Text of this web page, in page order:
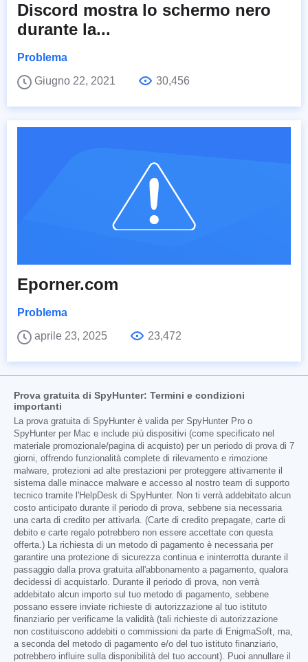
Discord mostra lo schermo nero
durante la...
Problema
Giugno 22, 2021
30,456
Eporner.com
Problema
aprile 23, 2025
23,472
Prova gratuita di SpyHunter: Termini e condizioni
importanti
La prova gratuita di SpyHunter è valida per SpyHunter Pro o
SpyHunter per Mac e include più dispositivi (come specificato nel
materiale promozionale/pagina di acquisto) per un periodo di prova di 7
giorni, offrendo funzionalità complete di rilevamento e rimozione
malware, protezioni ad alte prestazioni per proteggere attivamente il
sistema dalle minacce malware e accesso al nostro team di supporto
tecnico tramite l'HelpDesk di SpyHunter. Non ti verrà addebitato alcun
costo anticipato durante il periodo di prova, sebbene sia necessaria
una carta di credito per attivarla. (Carte di credito prepagate, carte di
debito e carte regalo potrebbero non essere accettate con questa
offerta.) La richiesta di un metodo di pagamento è necessaria per
garantire una protezione di sicurezza continua e ininterrotta durante il
passaggio dalla prova gratuita all'abbonamento a pagamento, qualora
decidessi di acquistarlo. Durante il periodo di prova, non verrà
addebitato alcun importo sul tuo metodo di pagamento, sebbene
possano essere inviate richieste di autorizzazione al tuo istituto
finanziario per verificarne la validità (tali richieste di autorizzazione
non costituiscono addebiti o commissioni da parte di EnigmaSoft, ma,
a seconda del metodo di pagamento e/o del tuo istituto finanziario,
potrebbero influire sulla disponibilità del tuo account). Puoi annullare il